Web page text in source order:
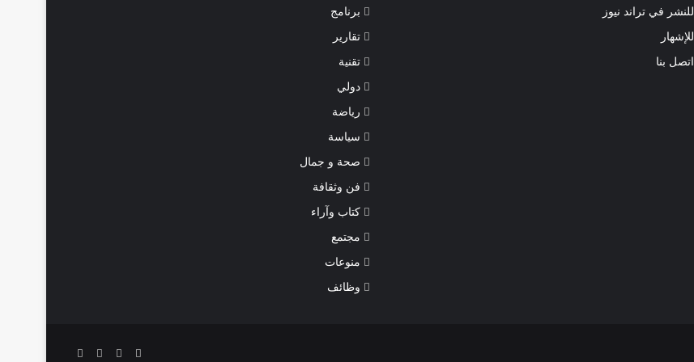
للنشر في تراند نيوز
للإشهار
اتصل بنا
برنامج
تقارير
تقنية
دولي
رياضة
سياسة
صحة و جمال
فن وثقافة
كتاب وآراء
مجتمع
منوعات
وظائف
فيسبوك ‫YouTube